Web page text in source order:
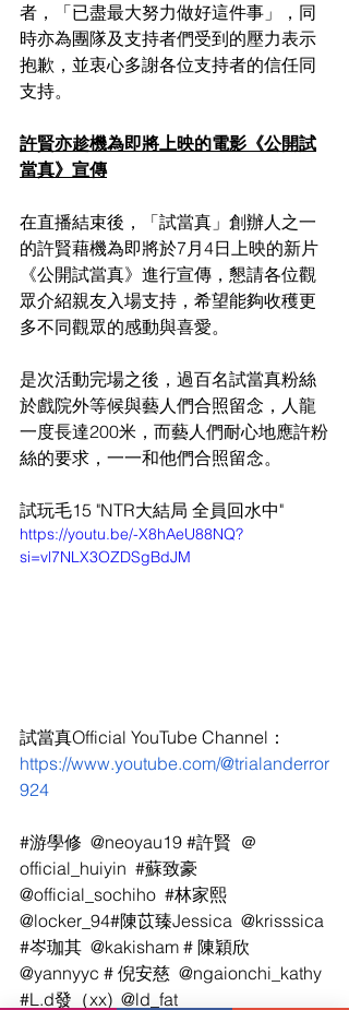
者，「已盡最大努力做好這件事」，同
時亦為團隊及支持者們受到的壓力表示
抱歉，並衷心多謝各位支持者的信任同
支持。
許賢亦趁機為即將上映的電影《公開試
當真》宣傳
在直播結束後，「試當真」創辦人之一
的許賢藉機為即將於7月4日上映的新片
《公開試當真》進行宣傳，懇請各位觀
眾介紹親友入場支持，希望能夠收穫更
多不同觀眾的感動與喜愛。
是次活動完場之後，過百名試當真粉絲
於戲院外等候與藝人們合照留念，人龍
一度長達200米，而藝人們耐心地應許粉
絲的要求，一一和他們合照留念。
試玩毛15 "NTR大結局 全員回水中"
https://youtu.be/-X8hAeU88NQ?
si=vl7NLX3OZDSgBdJM
試當真Official YouTube Channel：
https://www.youtube.com/@trialanderror
924
#游學修 @neoyau19 #許賢 ＠
official_huiyin #蘇致豪
@official_sochiho #林家熙
@locker_94#陳苡臻Jessica  @krisssica
#岑珈其 @kakisham # 陳穎欣
@yannyyc # 倪安慈  @ngaionchi_kathy
#L.d發（xx)  @ld_fat